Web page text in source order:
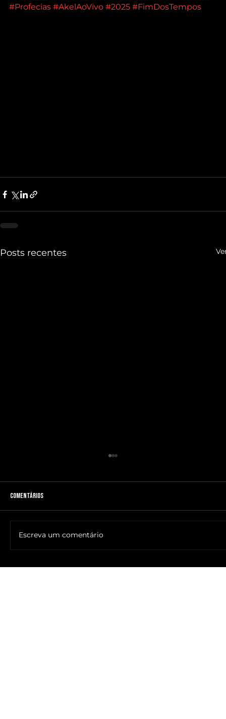
#Profecias #AkelAoVivo #2025 #FimDosTempos
Posts recentes
Comentários
Escreva um comentário